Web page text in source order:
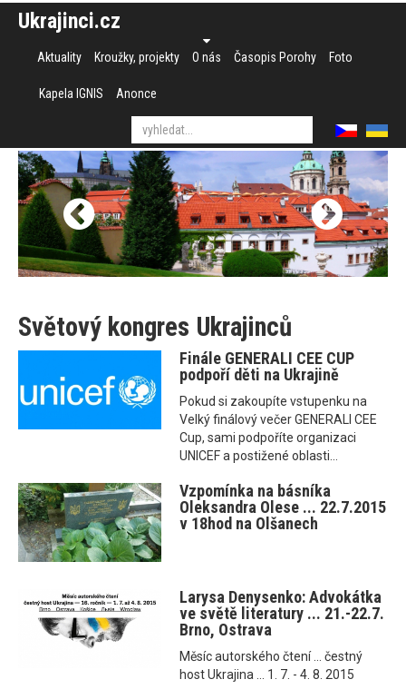
Ukrajinci.cz
Aktuality Kroužky, projekty O nás Časopis Porohy Foto
Kapela IGNIS Anonce
Světový kongres Ukrajinců
Finále GENERALI CEE CUP
podpoří děti na Ukrajině
Pokud si zakoupíte vstupenku na
Velký finálový večer GENERALI CEE
Cup, sami podpoříte organizaci
UNICEF a postižené oblasti...
Vzpomínka na básníka
Oleksandra Olese ... 22.7.2015
v 18hod na Olšanech
Larysa Denysenko: Advokátka
ve světě literatury ... 21.-22.7.
Brno, Ostrava
Měsíc autorského čtení ... čestný
host Ukrajina ... 1. 7. - 4. 8. 2015